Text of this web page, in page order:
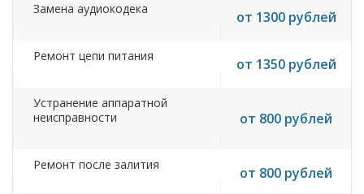
Замена аудиокодека от 1300 рублей
Ремонт цепи питания от 1350 рублей
Устранение аппаратной
неисправности
от 800 рублей
Ремонт после залития от 800 рублей